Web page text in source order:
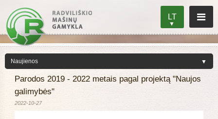
LT
Parodos 2019 - 2022 metais pagal projektą "Naujos
galimybės"
2022-10-27